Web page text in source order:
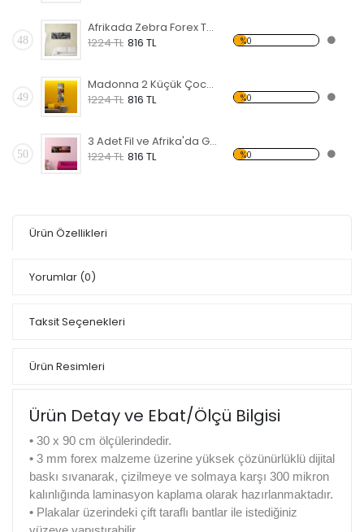
48
Afrikada Zebra Forex Tablo
1224 TL 816 TL %0
49
Madonna 2 Küçük Çocuk Forex Tablo
1224 TL 816 TL %0
50
3 Adet Fil ve Afrika'da Gün Batımı Forex Tablo
1224 TL 816 TL %0
Ürün Özellikleri
Yorumlar (0)
Taksit Seçenekleri
Ürün Resimleri
Ürün Detay ve Ebat/Ölçü Bilgisi
• 30 x 90 cm ölçülerindedir.
• 3 mm forex malzeme üzerine yüksek çözünürlüklü dijital
baskı sıvanarak, çizilmeye ve solmaya karşı 300 mikron
kalınlığında laminasyon kaplama olarak hazırlanmaktadır.
• Plakalar üzerindeki çift taraflı bantlar ile istediğiniz